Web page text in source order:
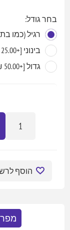
בחר גודל:
רגיל (כמו
בינוני [+25.00 ₪]
גדול [+50.00 ₪]
הוסף